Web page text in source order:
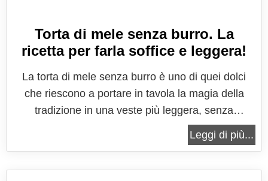
Torta di mele senza burro. La
ricetta per farla soffice e leggera!
La torta di mele senza burro è uno di quei dolci
che riescono a portare in tavola la magia della
tradizione in una veste più leggera, senza
rinunciare al sapore e alla fragranza che l’hanno
resa famosa in tutto il mondo. È la dimostrazione
Leggi di più...